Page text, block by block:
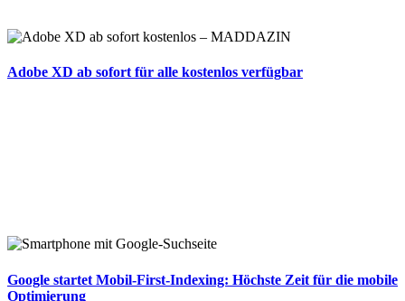
Adobe XD ab sofort für alle kostenlos verfügbar
Google startet Mobil-First-Indexing: Höchste Zeit für die mobile
Optimierung